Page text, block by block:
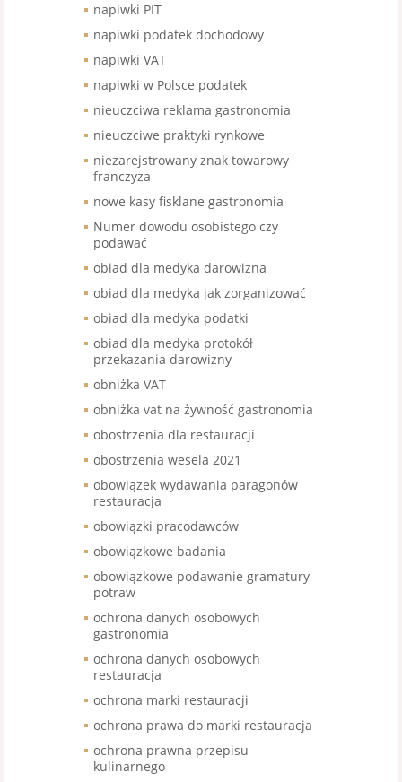
napiwki PIT
napiwki podatek dochodowy
napiwki VAT
napiwki w Polsce podatek
nieuczciwa reklama gastronomia
nieuczciwe praktyki rynkowe
niezarejstrowany znak towarowy
franczyza
nowe kasy fisklane gastronomia
Numer dowodu osobistego czy
podawać
obiad dla medyka darowizna
obiad dla medyka jak zorganizować
obiad dla medyka podatki
obiad dla medyka protokół
przekazania darowizny
obniżka VAT
obniżka vat na żywność gastronomia
obostrzenia dla restauracji
obostrzenia wesela 2021
obowiązek wydawania paragonów
restauracja
obowiązki pracodawców
obowiązkowe badania
obowiązkowe podawanie gramatury
potraw
ochrona danych osobowych
gastronomia
ochrona danych osobowych
restauracja
ochrona marki restauracji
ochrona prawa do marki restauracja
ochrona prawna przepisu
kulinarnego